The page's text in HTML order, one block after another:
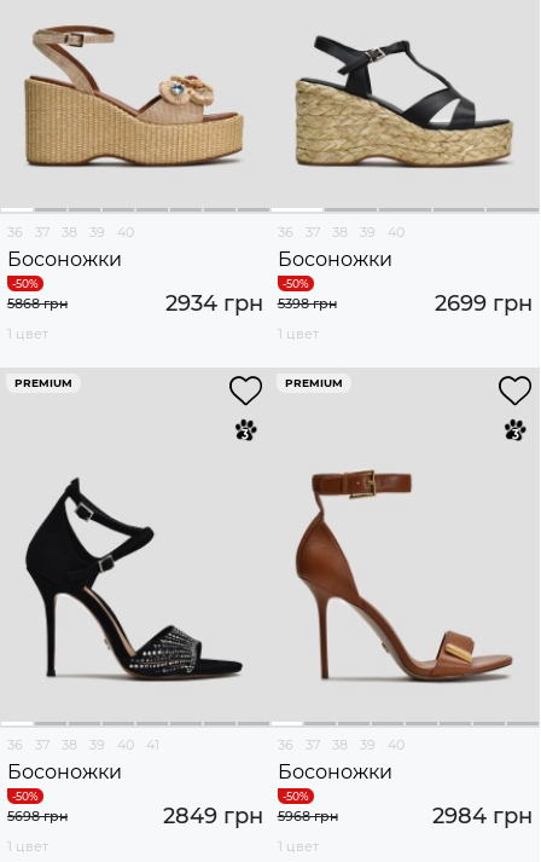
36 37 38 39 40
Босоножки
2934 грн
5868 грн
1 цвет
36 37 38 39 40
Босоножки
2699 грн
5398 грн
1 цвет
PREMIUM
36 37 38 39 40 41
Босоножки
2849 грн
5698 грн
1 цвет
PREMIUM
36 37 38 39 40
Босоножки
2984 грн
5968 грн
1 цвет